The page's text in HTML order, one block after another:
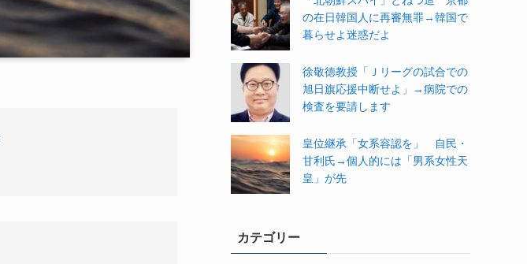
の在日韓国人に再審無罪→韓国で
暮らせよ迷惑だよ
徐敬徳教授「Ｊリーグの試合での
旭日旗応援中断せよ」→病院での
検査を要請します
皇位継承「女系容認を」 自民・
甘利氏→個人的には「男系女性天
皇」が先
カテゴリー